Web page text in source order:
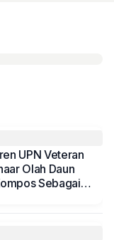
UPN Veteran
Olah Daun
Sebagai